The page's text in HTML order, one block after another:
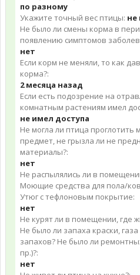
по разному
Укажите точный вес птицы: не
Не было ли смены корма в
появлению симптомов
нет
Если корм не меняли, то как
корма?:
2 месяца назад
Если есть подозрение на
комнатным растениям имел
не имел доступа
Не могла ли птица
предмет, не грызла ли не
материалы?:
нет
Не распылялись ли в
Моющие средства для пола/
Утюг с тефлоновым покрытие:
нет
Не курят ли в помещении, где
Не было ли запаха краски,
запахов? Не было ли
пр.)?:
нет